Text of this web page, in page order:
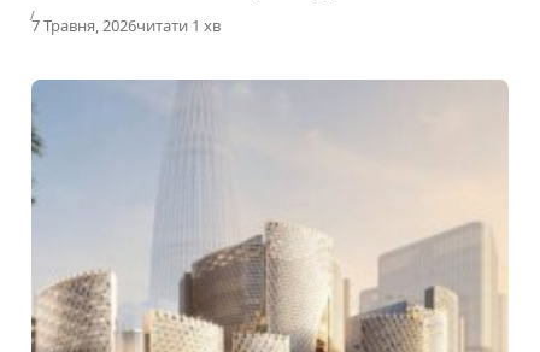
Published
7 Травня, 2026читати 1 хв